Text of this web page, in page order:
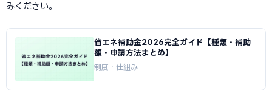
みください。
省エネ補助金2026完全ガイド【種類・補助
額・申請方法まとめ】
制度・仕組み